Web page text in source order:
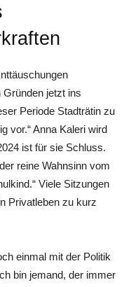
Gründen jetzt ins
Periode Stadträtin zu
vor.“ Anna Kaleri wird
ist für sie Schluss.
reine Wahnsinn vom
Viele Sitzungen
Privatleben zu kurz
einmal mit der Politik
bin jemand, der immer